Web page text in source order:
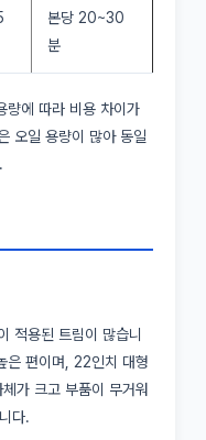
본당 20~30
분
에 따라 비용 차이가
오일 용량이 많아 동일
적용된 트림이 많습니
은 편이며, 22인치 대형
가 크고 부품이 무거워
다.